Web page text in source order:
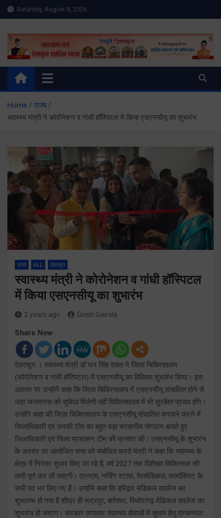
Skip
to
Saturday, August 8, 2026
Meru Raibar | Uttarakhand
News | Uttarkashi News
meruraibar.com
Home
राज्य
स्वास्थ्य मंत्री ने कोरोनेशन व गांधी हॉस्पिटल में किया एसएनसीयू का शुभारंभ
राज्य ALL देहरादून
स्वास्थ्य मंत्री ने कोरोनेशन व गांधी हॉस्पिटल
में किया एसएनसीयू का शुभारंभ
2 years ago Girish Gairola
Share Now
देहरादून । स्वास्थ्य मंत्री डॉ धन सिंह रावत ने जिला चिकित्सालय
(कोरोनेशन व गांधी हॉस्पिटल) में एसएनसीयू का विधिवत शुभारंभ किया। इस
अवसर पर उन्होनें कहा कि जिला चिकित्सालय में एसएनसीयू संचालित होने से
जहां जनमानस को सुविधा मिलेगी वहीं चिकित्सालय में भी सुरक्षित प्रसव होंगे।
उन्होंने कहा की जिला चिकित्सालय के एसएनसीयू संचालित करवाने करने में
जिलाधिकारी एवं उनकी टीम का बहुत बड़ा सराहनीय योगदान बताते हुए
जिलाधिकारी एवं जिला प्रशासन टीम की प्रसंशा की। एसएनसीयू के शुभारंभ
के अवसर पर आयोजित सभा को संबोधित करते मंत्री ने कहा कि स्वास्थ्य के
क्षेत्र में निरंतर सुधार किए जा रहे हैं, वर्ष 2027 तक विशेषज्ञ चिकित्सक की
कमी पूर्ण कर ली जाएगी। एएनएम, नर्सिंग स्टाफ, पेरामेडिकल, फार्मासिस्ट के
सभी पद भर लिए गए हैं। उन्होंने कहा कि हरिद्वार मेडिकल कालेज का
शुभारम्भ हो गया है शीघ्र ही रूद्रपुर, बागेश्वर, पिथोरागढ़ मेडिकल कालेज का
शुभारंभ हो जाएगा। सरकार लगातार स्वास्थ्य सेवाओं में सुधार हेतु प्रयत्नरत